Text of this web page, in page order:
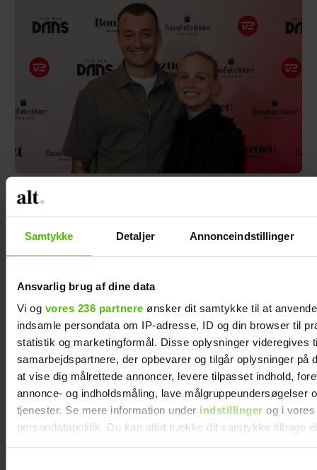
Samtykke Detaljer Annonceindstillinger
Ansvarlig brug af dine data
Vi og vores 236 partnere ønsker dit samtykke til at
indsamle persondata om IP-adresse, ID og din browser til
statistik og marketingformål. Disse oplysninger videregives
samarbejdspartnere, der opbevarer og tilgår oplysninger på
at vise dig målrettede annoncer, levere tilpasset indhold,
annonce- og indholdsmåling, lave målgruppeundersøgelser
tjenester. Se mere information under indstillinger og i vores
persondatapolitik. Du kan altid trække dit samtykke tilbage
har datet i skjul
Mads Vad om at være far til to: Deler nyt